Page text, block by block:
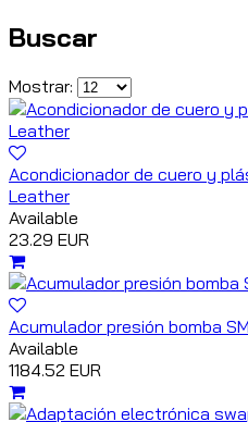
Buscar
Mostrar:
Acondicionador de cuero y
Leather
Available
23.29 EUR
Acumulador presión bomba
Available
1184.52 EUR